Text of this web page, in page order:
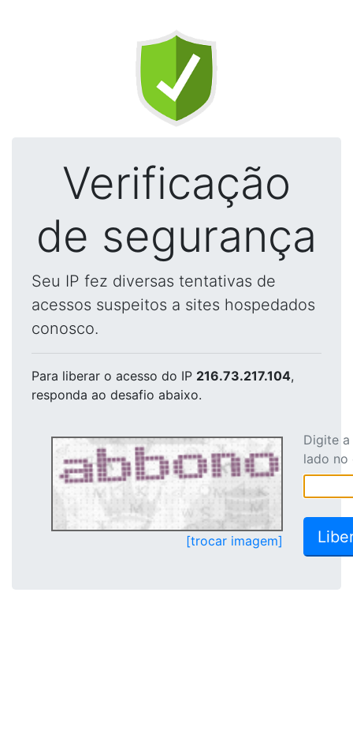
Verificação
de segurança
Seu IP fez diversas tentativas de
acessos suspeitos a sites hospedados
conosco.
Para liberar o acesso do IP 216.73.217.104,
responda ao desafio abaixo.
[trocar imagem]
Digite
lado no